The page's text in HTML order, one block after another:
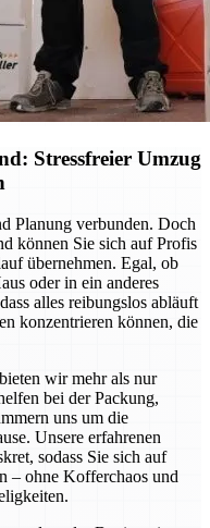
Stressfreier Umzug
Planung verbunden. Doch
können Sie sich auf Profis
übernehmen. Egal, ob
oder in ein anderes
alles reibungslos abläuft
konzentrieren können, die
wir mehr als nur
bei der Packung,
uns um die
Unsere erfahrenen
sodass Sie sich auf
– ohne Kofferchaos und